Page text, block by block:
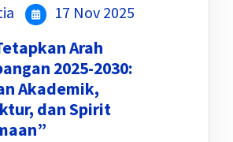
17 Nov 2025
Arah
2025-2030:
Akademik,
dan Spirit